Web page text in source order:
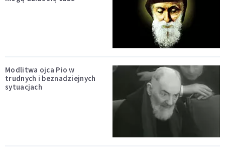
Modlitwa ojca Pio w
trudnych i beznadziejnych
sytuacjach